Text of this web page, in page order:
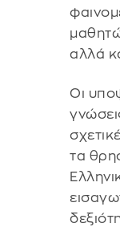
αλλά
Οι
τα